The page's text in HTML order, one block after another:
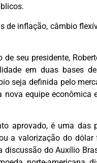
de inflação, câmbio
seu presidente,
em duas bases
seja definida pelo
nova equipe econômica
aprovado, é uma das
a valorização do dólar
discussão do Auxílio